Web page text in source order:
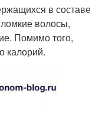
в составе
ломкие волосы,
Помимо того,
калорий.